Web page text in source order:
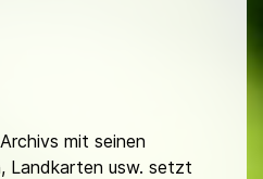
mit seinen
Landkarten usw. setzt